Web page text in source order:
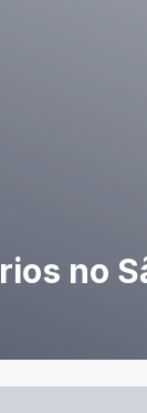
no